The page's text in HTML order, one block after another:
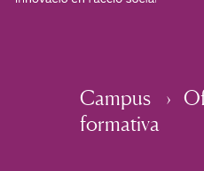
Campus
formativa